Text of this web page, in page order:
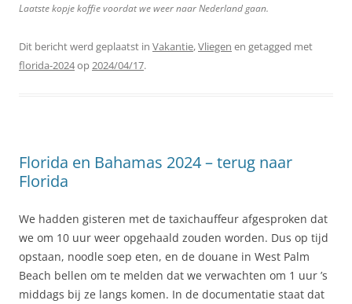
Laatste kopje koffie voordat we weer naar Nederland gaan.
Dit bericht werd geplaatst in Vakantie,Vliegen en getagged met
florida-2024op2024/04/17.
Florida en Bahamas 2024 – terug naar
Florida
We hadden gisteren met de taxichauffeur afgesproken dat
we om 10 uur weer opgehaald zouden worden. Dus op tijd
opstaan, noodle soep eten, en de douane in West Palm
Beach bellen om te melden dat we verwachten om 1 uur ’s
middags bij ze langs komen. In de documentatie staat dat